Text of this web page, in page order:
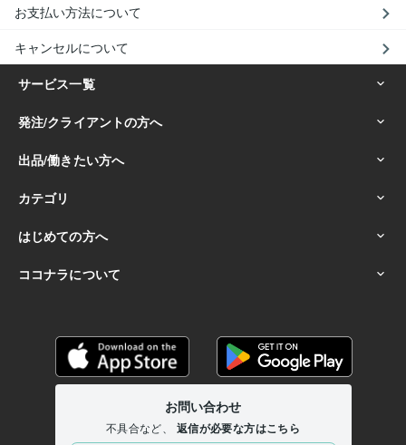
お支払い方法について
キャンセルについて